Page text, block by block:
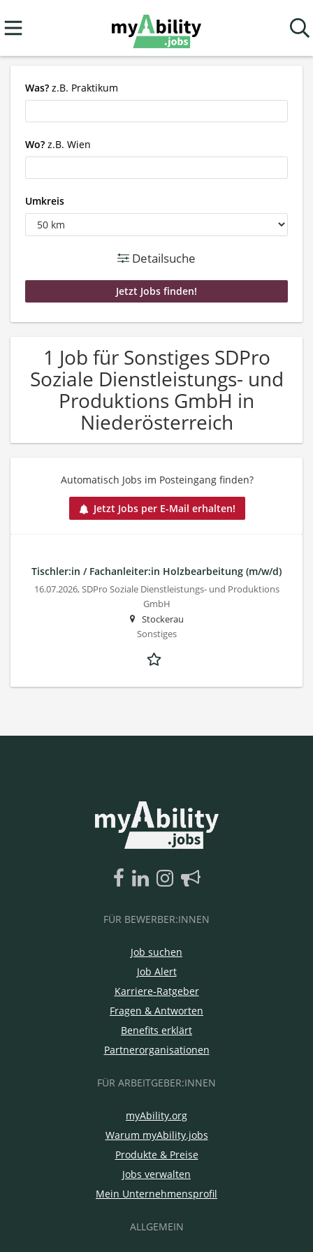
Was? z.B. Praktikum
Wo? z.B. Wien
Umkreis
Detailsuche
1 Job für Sonstiges SDPro
Soziale Dienstleistungs- und
Produktions GmbH in
Niederösterreich
Automatisch Jobs im Posteingang finden?
Jetzt Jobs per E-Mail erhalten!
Tischler:in / Fachanleiter:in Holzbearbeitung (m/w/d)
16.07.2026,SDPro Soziale Dienstleistungs- und Produktions
GmbH
Stockerau
Sonstiges
FÜR BEWERBER:INNEN
Job suchen
Job Alert
Karriere-Ratgeber
Fragen & Antworten
Benefits erklärt
Partnerorganisationen
FÜR ARBEITGEBER:INNEN
myAbility.org
Warum myAbility.jobs
Produkte & Preise
Jobs verwalten
Mein Unternehmensprofil
ALLGEMEIN